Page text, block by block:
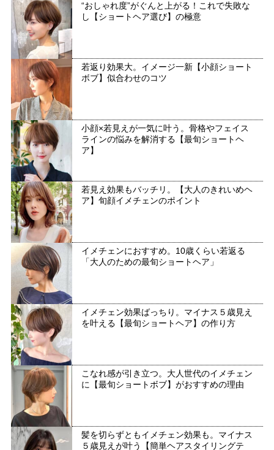
“おしゃれ度”がぐんと上がる！これで失敗な
し【ショートヘア選び】の極意
若返り効果大。イメージ一新【小顔ショート
ボブ】似合わせのコツ
小顔×若見えが一気に叶う。骨格やフェイス
ラインの悩みを解消する【最旬ショートヘ
ア】
若見え効果もバッチリ。【大人のきれいめヘ
ア】旬顔イメチェンのポイント
イメチェンにおすすめ。10歳くらい若返る
「大人のための最旬ショートヘア」
イメチェン効果ばっちり。マイナス５歳見え
を叶える【最旬ショートヘア】の作り方
こなれ感が引き立つ。大人世代のイメチェン
に【最旬ショートボブ】がおすすめの理由
髪を切らずともイメチェン効果も。マイナス
５歳見えが叶う【簡単ヘアスタイリングテ